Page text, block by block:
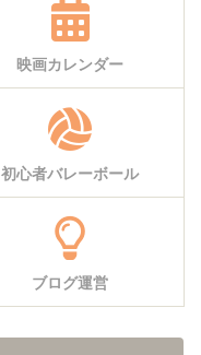
映画カレンダー
初心者バレーボール
ブログ運営